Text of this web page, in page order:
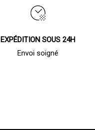
EXPÉDITION SOUS 24H
Envoi soigné